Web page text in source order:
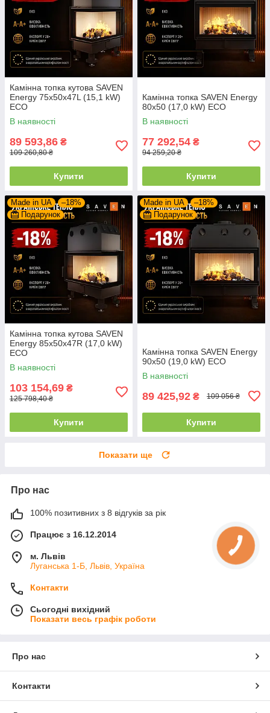
Камінна топка кутова SAVEN
Energy 75х50х47L (15,1 kW)
ECO
В наявності
89 593,86 ₴
109 260,80 ₴
Купити
Камінна топка SAVEN Energy
80х50 (17,0 kW) ECO
В наявності
77 292,54 ₴
94 259,20 ₴
Купити
Made in UA
–18%
Подарунок
Камінна топка кутова SAVEN
Energy 85х50х47R (17,0 kW)
ECO
В наявності
103 154,69 ₴
125 798,40 ₴
Купити
Made in UA
–18%
Подарунок
Камінна топка SAVEN Energy
90х50 (19,0 kW) ECO
В наявності
89 425,92 ₴ 109 056 ₴
Купити
Показати ще
Про нас
100% позитивних з 8 відгуків за рік
Працює з 16.12.2014
м. Львів
Луганська 1-Б, Львів, Україна
Контакти
Сьогодні вихідний
Показати весь графік роботи
Про нас
Контакти